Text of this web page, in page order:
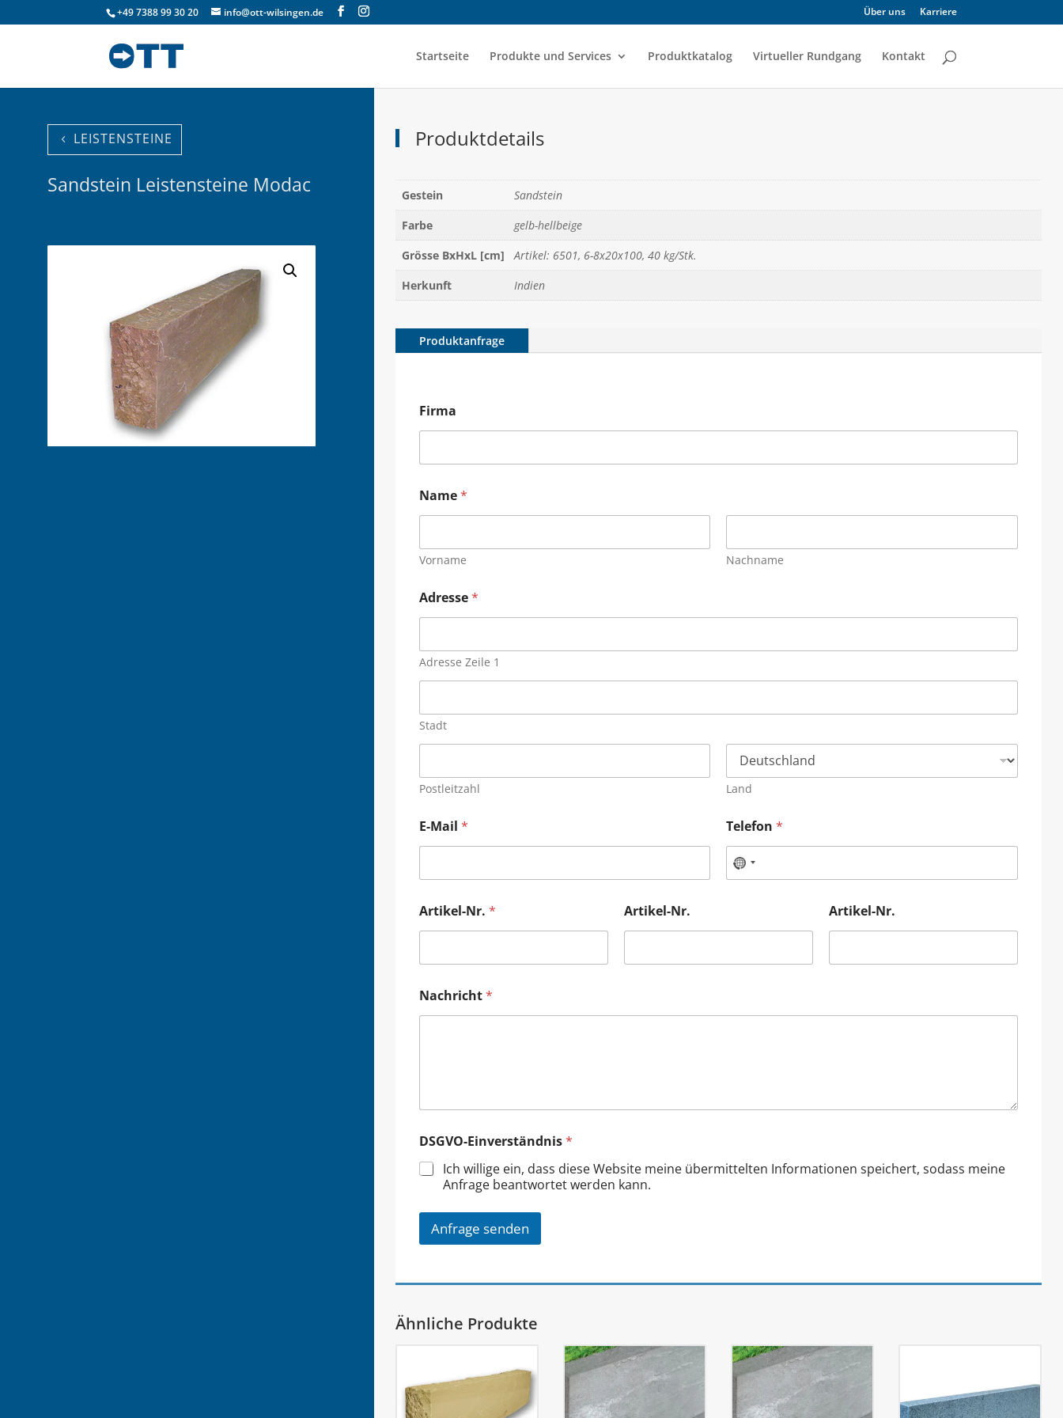
+49 7388 99 30 20 info@ott-wilsingen.de Über uns Karriere
Startseite Produkte und Services Produktkatalog Virtueller Rundgang Kontakt
LEISTENSTEINE
Sandstein Leistensteine Modac
Produktdetails
Gestein
Sandstein
Farbe
gelb-hellbeige
Grösse BxHxL [cm]
Artikel: 6501, 6-8x20x100, 40 kg/Stk.
Herkunft
Indien
Produktanfrage
Firma
Name*
Vorname Nachname
Adresse*
Adresse Zeile 1
Stadt
Postleitzahl Land
E-Mail * Telefon*
Artikel-Nr. * Artikel-Nr. Artikel-Nr.
Nachricht*
DSGVO-Einverständnis*
Ich willige ein, dass diese Website meine übermittelten Informationen speichert, sodass meine
Anfrage beantwortet werden kann.
Anfrage senden
Ähnliche Produkte